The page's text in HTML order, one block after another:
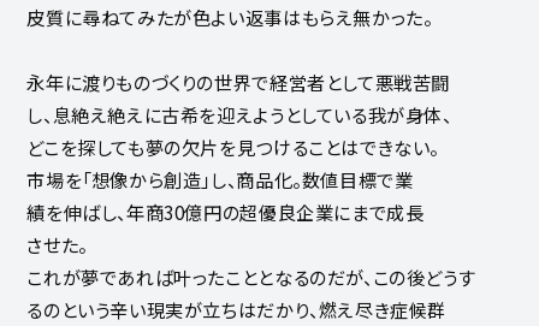
皮質に尋ねてみたが色よい返事はもらえ無かった。
永年に渡りものづくりの世界で経営者として悪戦苦闘
し、息絶え絶えに古希を迎えようとしている我が身体、
どこを探しても夢の欠片を見つけることはできない。
市場を「想像から創造」し、商品化。数値目標で業
績を伸ばし、年商30億円の超優良企業にまで成長
させた。
これが夢であれば叶ったこととなるのだが、この後どうす
るのという辛い現実が立ちはだかり、燃え尽き症候群